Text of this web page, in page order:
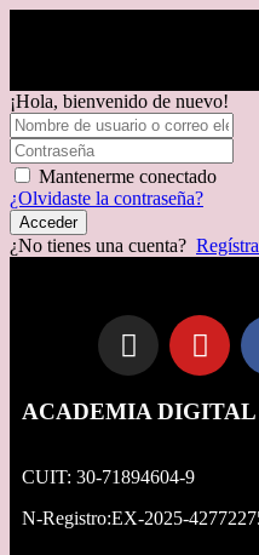
¡Hola, bienvenido de nuevo!
Mantenerme conectado
¿Olvidaste la contraseña?
Acceder
¿No tienes una cuenta?
ACADEMIA
CUIT: 30-71894604-9
N-Registro:EX-2025-